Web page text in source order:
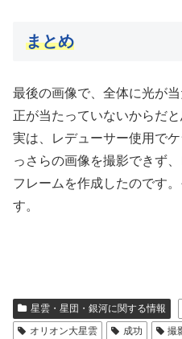
まとめ
最後の画像で、全体に光が
正が当たっていないからだと
実は、レデューサー使用で
っさらの画像を撮影できず
フレームを作成したのです
す。
星雲・星団・銀河に関する情報
オリオン大星雲
成功 撮